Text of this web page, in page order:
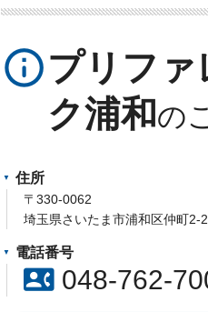
info_outlineプリファ
ク浦和
住所
〒330-0062
埼玉県さいたま市浦和区仲町
電話番号
contact_phone048-762-